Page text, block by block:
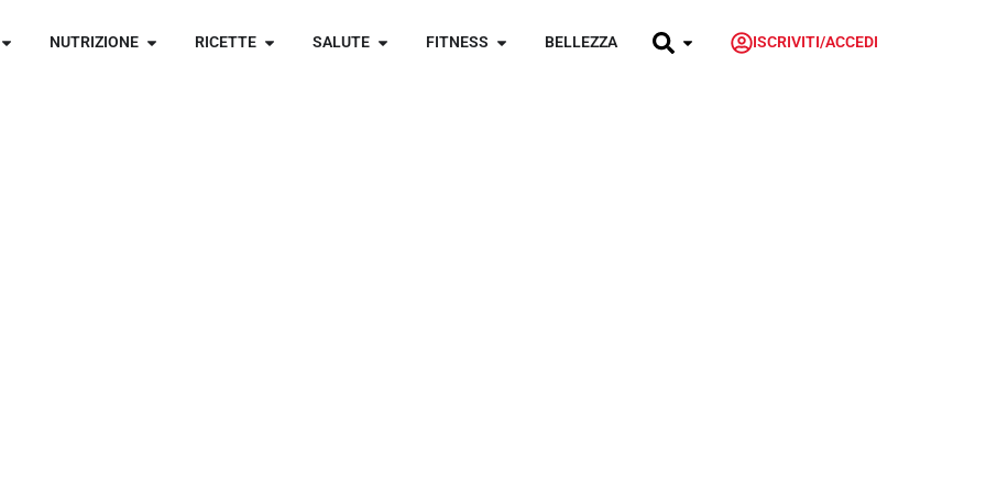
NUTRIZIONE RICETTE SALUTE FITNESS BELLEZZA ISCRIVITI/ACCEDI